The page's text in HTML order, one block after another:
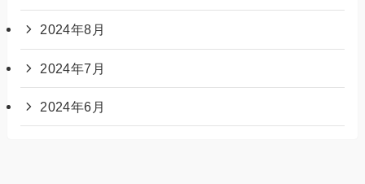
2024年8月
2024年7月
2024年6月